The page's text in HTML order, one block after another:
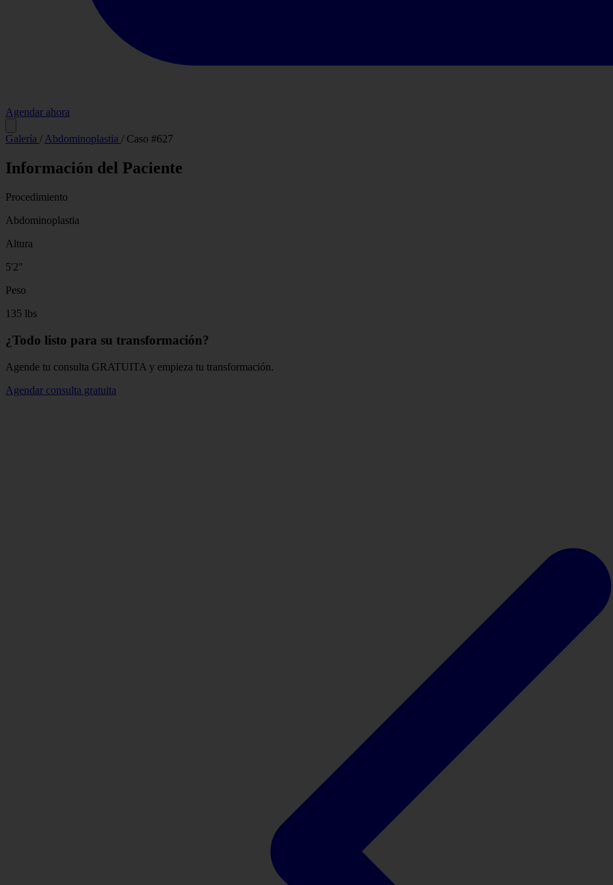
Agendar ahora
Galería / Abdominoplastia / Caso #627
Información del Paciente
Procedimiento
Abdominoplastia
Altura
5'2"
Peso
135 lbs
¿Todo listo para su transformación?
Agende tu consulta GRATUITA y empieza tu transformación.
Agendar consulta gratuita